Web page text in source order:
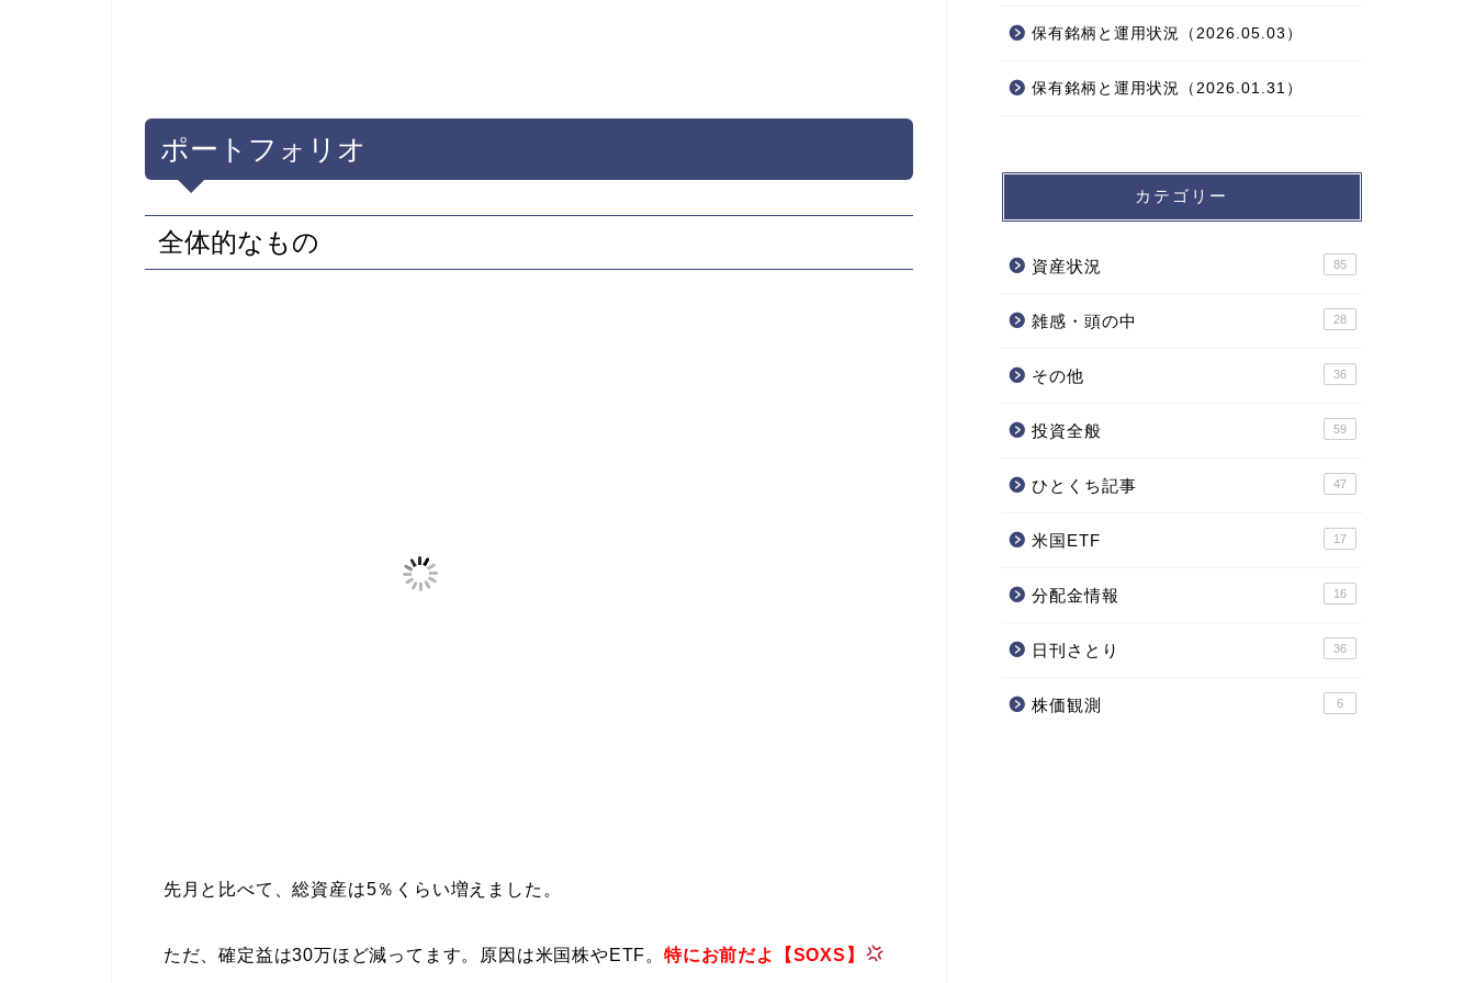
ポートフォリオ
全体的なもの
先月と比べて、総資産は5％くらい増えました。
ただ、確定益は30万ほど減ってます。原因は米国株やETF。 特にお前だよ【SOXS】
保有銘柄と運用状況（2026.05.03）
保有銘柄と運用状況（2026.01.31）
カテゴリー
資産状況 85
雑感・頭の中 28
その他 36
投資全般 59
ひとくち記事 47
米国ETF 17
分配金情報 16
日刊さとり 36
株価観測 6